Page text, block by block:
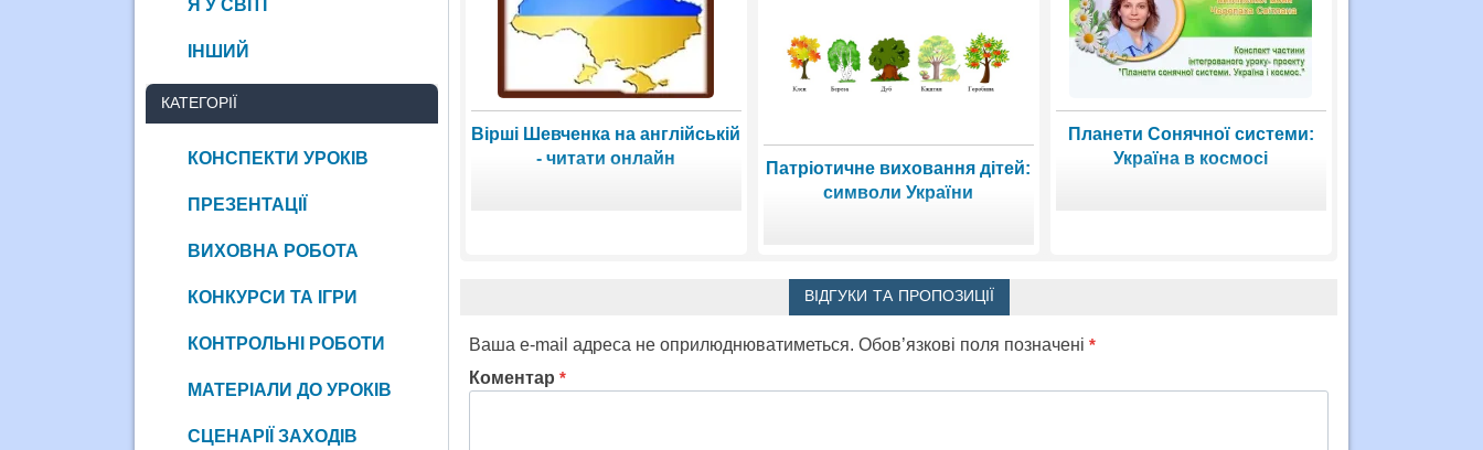
Вірші Шевченка на англійській
- читати онлайн
Патріотичне виховання дітей:
символи України
Планети Сонячної системи:
Україна в космосі
ВІДГУКИ ТА ПРОПОЗИЦІЇ
Ваша e-mail адреса не оприлюднюватиметься. Обов’язкові поля позначені *
Коментар *
Я У СВІТІ
ІНШИЙ
КАТЕГОРІЇ
КОНСПЕКТИ УРОКІВ
ПРЕЗЕНТАЦІЇ
ВИХОВНА РОБОТА
КОНКУРСИ ТА ІГРИ
КОНТРОЛЬНІ РОБОТИ
МАТЕРІАЛИ ДО УРОКІВ
СЦЕНАРІЇ ЗАХОДІВ